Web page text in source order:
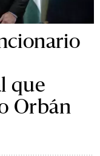
que
Orbán